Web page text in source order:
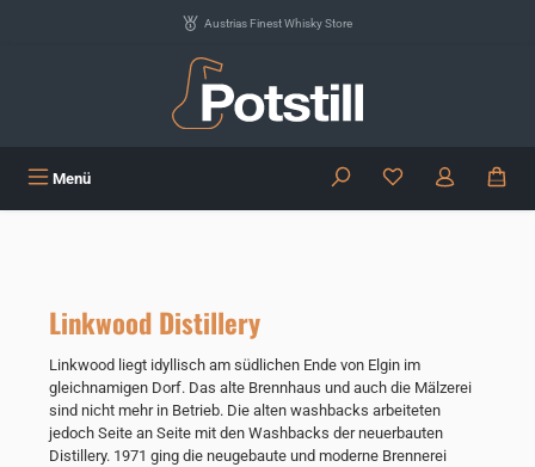
Austrias Finest Whisky Store
Menü Du hast 0
Linkwood Distillery
Linkwood liegt idyllisch am südlichen Ende von Elgin im
gleichnamigen Dorf. Das alte Brennhaus und auch die Mälzerei
sind nicht mehr in Betrieb. Die alten washbacks arbeiteten
jedoch Seite an Seite mit den Washbacks der neuerbauten
Distillery. 1971 ging die neugebaute und moderne Brennerei